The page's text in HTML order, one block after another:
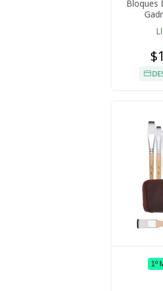
Bloques
1º